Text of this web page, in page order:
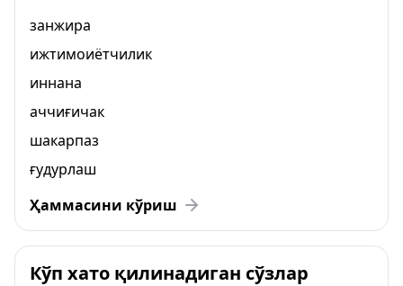
занжира
ижтимоиётчилик
иннана
аччиғичак
шакарпаз
ғудурлаш
Ҳаммасини кўриш
Кўп хато қилинадиган сўзлар